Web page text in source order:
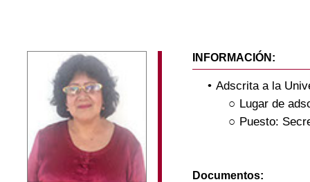
INFORMACIÓN:
Adscrita a la
Lugar de
Puesto:
Documentos: